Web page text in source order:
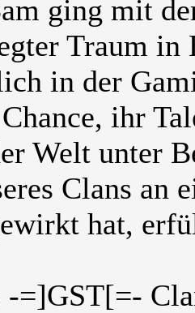
ging mit
Traum
in der
ihr
Welt unter
Clans an
hat,
-=]GST[=-